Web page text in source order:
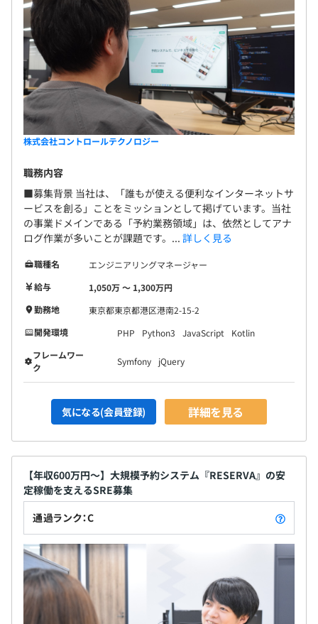
株式会社コントロールテクノロジー
職務内容
■募集背景 当社は、「誰もが使える便利なインターネットサ
ービスを創る」ことをミッションとして掲げています。当社
の事業ドメインである「予約業務領域」は、依然としてアナ
ログ作業が多いことが課題です。... 詳しく見る
職種名
エンジニアリングマネージャー
給与
1,050万 〜 1,300万円
勤務地
東京都東京都港区港南2-15-2
開発環境
PHP Python3 JavaScript
Kotlin
フレームワー
ク
Symfony jQuery
気になる(会員登録) 詳細を見る
【年収600万円～】大規模予約システム『RESERVA』の安
定稼働を支えるSRE募集
通過ランク：C